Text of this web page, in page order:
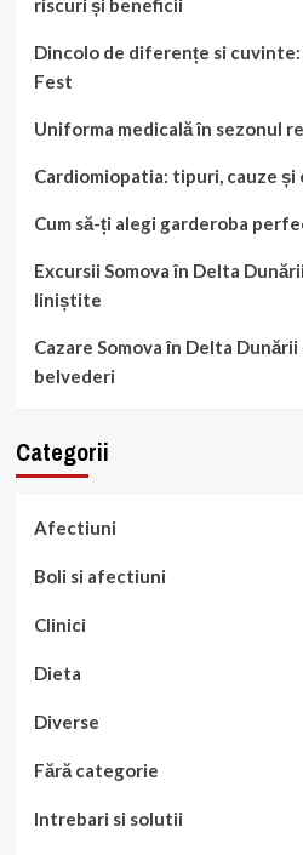
riscuri și beneficii
Dincolo de diferențe si cuvinte:
Fest
Uniforma medicală în sezonul
Cardiomiopatia: tipuri, cauze
Cum să-ți alegi garderoba
Excursii Somova în Delta
liniștite
Cazare Somova în Delta
belvederi
Categorii
Afectiuni
Boli si afectiuni
Clinici
Dieta
Diverse
Fără categorie
Intrebari si solutii